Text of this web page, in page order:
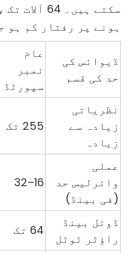
سکتے ہیں۔ 64 آلات تک
ہونے پر رفتار کم ہو
ڈیوائس کی
حد کی قسم
عام
نمبر
سپورٹڈ
نظریاتی
زیادہ سے
زیادہ
255 تک
عملی
وائرلیس حد
(فی بینڈ)
16–32
ڈوئل بینڈ
راؤٹر ٹوٹل
64 تک